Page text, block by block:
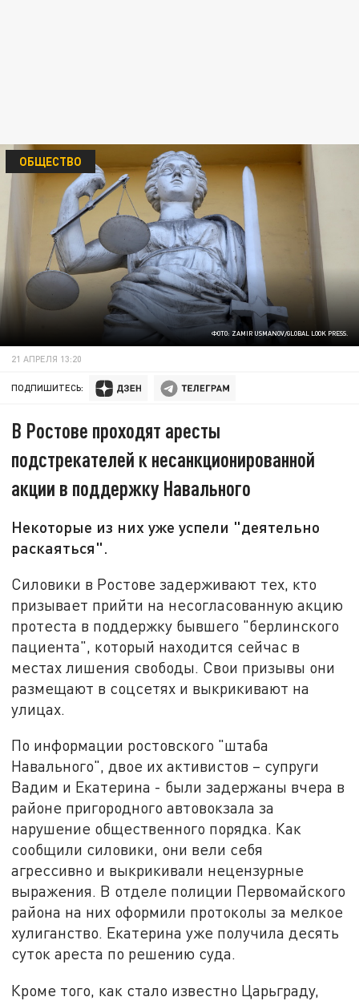
ФОТО: ZAMIR USMANOV/GLOBAL LOOK PRESS.
ОБЩЕСТВО
21 АПРЕЛЯ 13:20
ПОДПИШИТЕСЬ:
В Ростове проходят аресты
подстрекателей к несанкционированной
акции в поддержку Навального
Некоторые из них уже успели "деятельно
раскаяться".
Силовики в Ростове задерживают тех, кто
призывает прийти на несогласованную акцию
протеста в поддержку бывшего "берлинского
пациента", который находится сейчас в
местах лишения свободы. Свои призывы они
размещают в соцсетях и выкрикивают на
улицах.
По информации ростовского "штаба
Навального", двое их активистов – супруги
Вадим и Екатерина - были задержаны вчера в
районе пригородного автовокзала за
нарушение общественного порядка. Как
сообщили силовики, они вели себя
агрессивно и выкрикивали нецензурные
выражения. В отделе полиции Первомайского
района на них оформили протоколы за мелкое
хулиганство. Екатерина уже получила десять
суток ареста по решению суда.
Кроме того, как стало известно Царьграду,